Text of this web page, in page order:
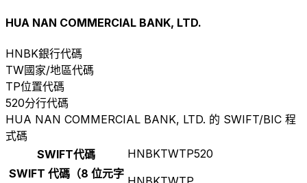
HUA NAN COMMERCIAL BANK, LTD.
HNBK銀行代碼
TW國家/地區代碼
TP位置代碼
520分行代碼
HUA NAN COMMERCIAL BANK, LTD. 的 SWIFT/BIC 程
式碼
SWIFT代碼
HNBKTWTP520
SWIFT 代碼（8 位元字